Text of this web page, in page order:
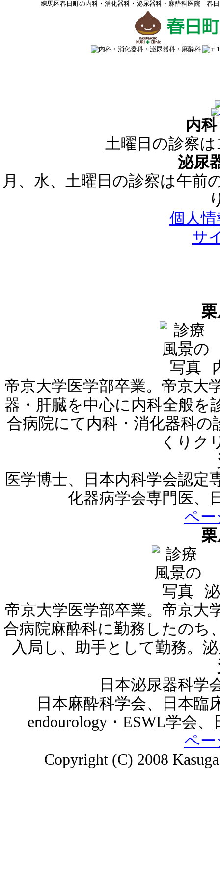
練馬区春日町の内科・消化器科・泌尿器科・麻酔科医院 春
内
土曜日の診察
泌尿
月、水、土曜日の診察は午前
個人
サ
帝京大学医学部卒業。帝京大
器・肝臓を中心に内科全般を
合病院にて内科・消化器科の
くりク
医学博士、日本内科学会認定
化器病学会専門医、
ペ
帝京大学医学部卒業。帝京大
合病院麻酔科に勤務したのち
入局し、助手として勤務。
日本泌尿器科学
日本麻酔科学会、日本臨
endourology・ESWL学会
ペ
Copyright (C) 2008